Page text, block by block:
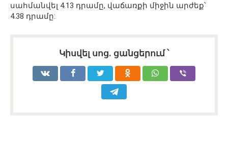
սահմանվել 4.13 դրամը, վաճառքի միջին արժեք՝
4.38 դրամը:
Կիսվել սոց․ ցանցերում ՝